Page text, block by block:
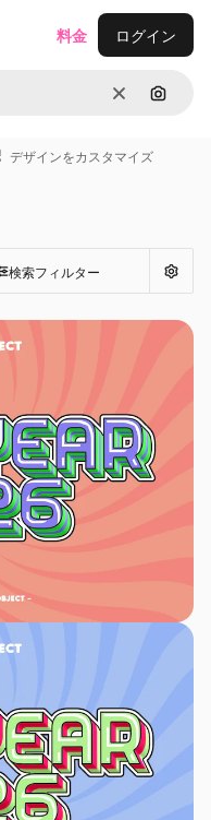
消去 画像で
料金 ログイン
デザインをカスタマイズ
検索フィルター